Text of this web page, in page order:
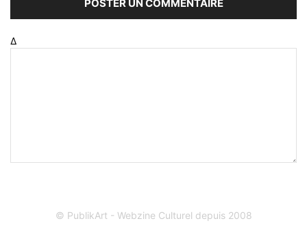
Δ
© PublikArt - Webzine Culturel depuis 2008